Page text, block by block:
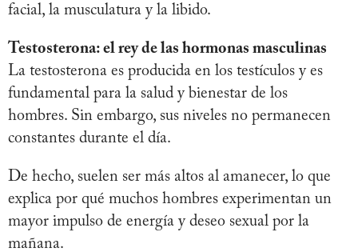
facial, la musculatura y la libido.
Testosterona: el rey de las hormonas masculinas
La testosterona es producida en los testículos y es
fundamental para la salud y bienestar de los
hombres. Sin embargo, sus niveles no permanecen
constantes durante el día.
De hecho, suelen ser más altos al amanecer, lo que
explica por qué muchos hombres experimentan un
mayor impulso de energía y deseo sexual por la
mañana.